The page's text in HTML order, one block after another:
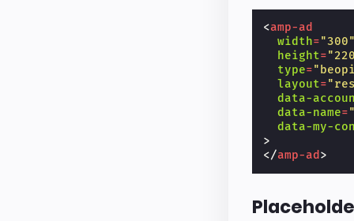
<amp-ad
width="300"
height=
type=
layout=
data-
data-name=
data-my-
>
</amp-ad >